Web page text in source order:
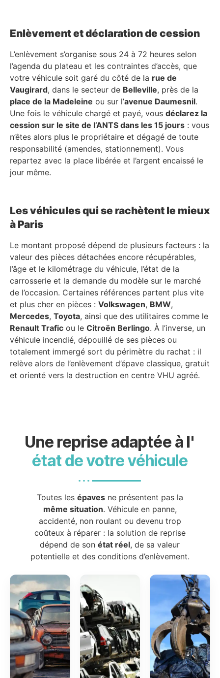
Enlèvement et déclaration de cession
L’enlèvement s’organise sous 24 à 72 heures selon
l’agenda du plateau et les contraintes d’accès, que
votre véhicule soit garé du côté de la rue de
Vaugirard, dans le secteur de Belleville, près de la
place de la Madeleine ou sur l’avenue Daumesnil.
Une fois le véhicule chargé et payé, vous déclarez la
cession sur le site de l’ANTS dans les 15 jours : vous
n’êtes alors plus le propriétaire et dégagé de toute
responsabilité (amendes, stationnement). Vous
repartez avec la place libérée et l’argent encaissé le
jour même.
Les véhicules qui se rachètent le mieux
à Paris
Le montant proposé dépend de plusieurs facteurs : la
valeur des pièces détachées encore récupérables,
l’âge et le kilométrage du véhicule, l’état de la
carrosserie et la demande du modèle sur le marché
de l’occasion. Certaines références partent plus vite
et plus cher en pièces : Volkswagen, BMW,
Mercedes, Toyota, ainsi que des utilitaires comme le
Renault Trafic ou le Citroën Berlingo. À l’inverse, un
véhicule incendié, dépouillé de ses pièces ou
totalement immergé sort du périmètre du rachat : il
relève alors de l’enlèvement d’épave classique, gratuit
et orienté vers la destruction en centre VHU agréé.
Une reprise adaptée à l'
état de votre véhicule
Toutes les épavesne présentent pas la
même situation. Véhicule en panne,
accidenté, non roulant ou devenu trop
coûteux à réparer : la solution de reprise
dépend de sonétat réel, de sa valeur
potentielle et des conditions d’enlèvement.